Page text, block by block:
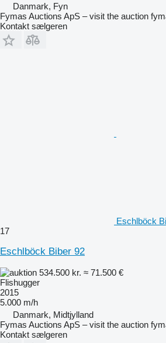
Danmark, Fyn
Fymas Auctions ApS – visit the auction
Kontakt sælgeren
Eschlböck
17
Eschlböck Biber 92
534.500 kr. ≈ 71.500 €
Flishugger
2015
5.000 m/h
Danmark, Midtjylland
Fymas Auctions ApS – visit the auction
Kontakt sælgeren